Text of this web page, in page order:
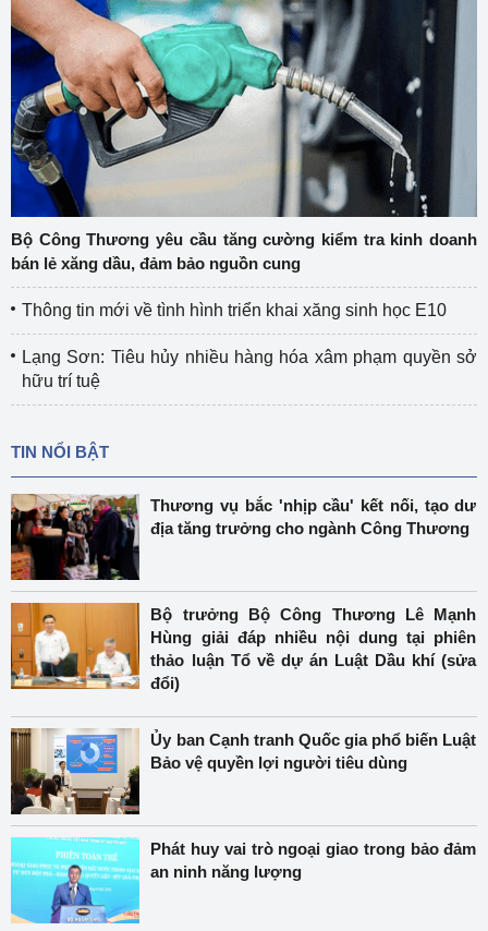
Bộ Công Thương yêu cầu tăng cường kiểm tra kinh doanh
bán lẻ xăng dầu, đảm bảo nguồn cung
Thông tin mới về tình hình triển khai xăng sinh học E10
Lạng Sơn: Tiêu hủy nhiều hàng hóa xâm phạm quyền sở
hữu trí tuệ
TIN NỔI BẬT
Thương vụ bắc 'nhịp cầu' kết nối, tạo dư
địa tăng trưởng cho ngành Công Thương
Bộ trưởng Bộ Công Thương Lê Mạnh
Hùng giải đáp nhiều nội dung tại phiên
thảo luận Tổ về dự án Luật Dầu khí (sửa
đổi)
Ủy ban Cạnh tranh Quốc gia phổ biến Luật
Bảo vệ quyền lợi người tiêu dùng
Phát huy vai trò ngoại giao trong bảo đảm
an ninh năng lượng